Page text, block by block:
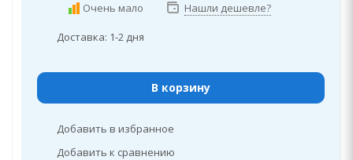
Очень мало Нашли дешевле?
Доставка: 1-2 дня
В корзину
Добавить в избранное
Добавить к сравнению